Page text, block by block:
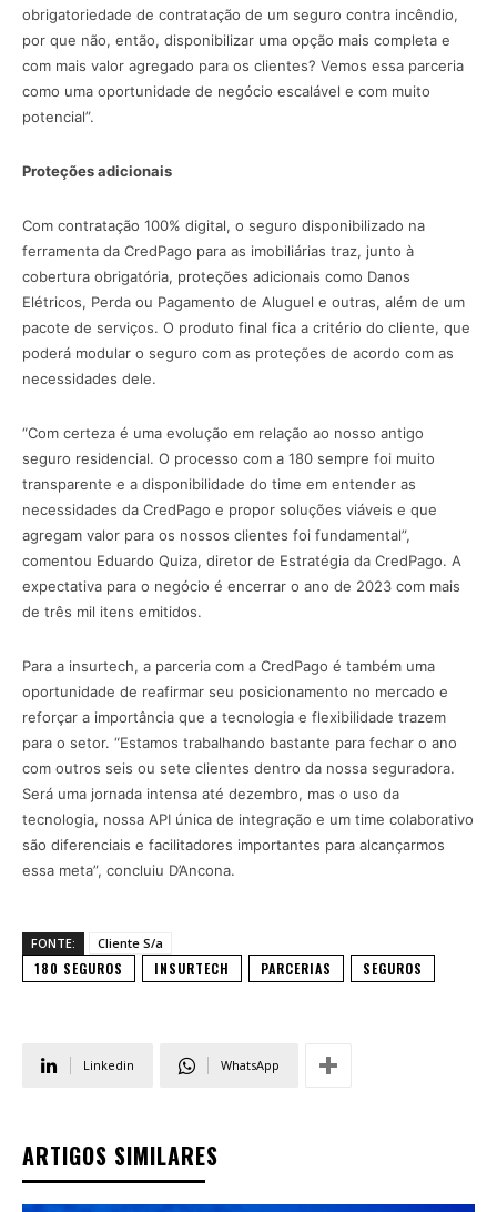
obrigatoriedade de contratação de um seguro contra incêndio,
por que não, então, disponibilizar uma opção mais completa e
com mais valor agregado para os clientes? Vemos essa parceria
como uma oportunidade de negócio escalável e com muito
potencial”.
Proteções adicionais
Com contratação 100% digital, o seguro disponibilizado na
ferramenta da CredPago para as imobiliárias traz, junto à
cobertura obrigatória, proteções adicionais como Danos
Elétricos, Perda ou Pagamento de Aluguel e outras, além de um
pacote de serviços. O produto final fica a critério do cliente, que
poderá modular o seguro com as proteções de acordo com as
necessidades dele.
“Com certeza é uma evolução em relação ao nosso antigo
seguro residencial. O processo com a 180 sempre foi muito
transparente e a disponibilidade do time em entender as
necessidades da CredPago e propor soluções viáveis e que
agregam valor para os nossos clientes foi fundamental”,
comentou Eduardo Quiza, diretor de Estratégia da CredPago. A
expectativa para o negócio é encerrar o ano de 2023 com mais
de três mil itens emitidos.
Para a insurtech, a parceria com a CredPago é também uma
oportunidade de reafirmar seu posicionamento no mercado e
reforçar a importância que a tecnologia e flexibilidade trazem
para o setor. “Estamos trabalhando bastante para fechar o ano
com outros seis ou sete clientes dentro da nossa seguradora.
Será uma jornada intensa até dezembro, mas o uso da
tecnologia, nossa API única de integração e um time colaborativo
são diferenciais e facilitadores importantes para alcançarmos
essa meta”, concluiu D’Ancona.
FONTE: Cliente S/a
180 SEGUROS INSURTECH PARCERIAS SEGUROS
Linkedin WhatsApp
ARTIGOS SIMILARES